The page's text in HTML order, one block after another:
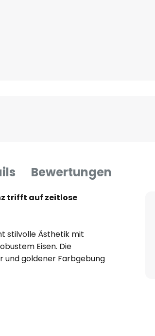
Bewertungen
trifft auf zeitlose
stilvolle Ästhetik mit
Eisen. Die
und goldener Farbgebung